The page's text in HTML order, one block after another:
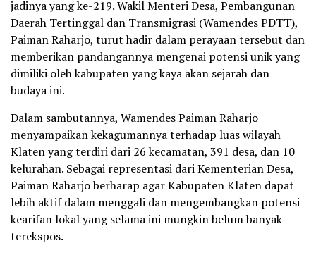
jadinya yang ke-219. Wakil Menteri Desa, Pembangunan
Daerah Tertinggal dan Transmigrasi (Wamendes PDTT),
Paiman Raharjo, turut hadir dalam perayaan tersebut dan
memberikan pandangannya mengenai potensi unik yang
dimiliki oleh kabupaten yang kaya akan sejarah dan
budaya ini.
Dalam sambutannya, Wamendes Paiman Raharjo
menyampaikan kekagumannya terhadap luas wilayah
Klaten yang terdiri dari 26 kecamatan, 391 desa, dan 10
kelurahan. Sebagai representasi dari Kementerian Desa,
Paiman Raharjo berharap agar Kabupaten Klaten dapat
lebih aktif dalam menggali dan mengembangkan potensi
kearifan lokal yang selama ini mungkin belum banyak
terekspos.